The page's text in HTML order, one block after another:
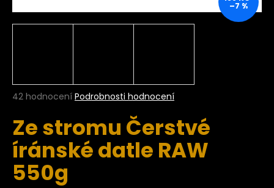
Průměrné
produktu
je
4,9
5
hvězdiček.
42 hodnocení Podrobnosti hodnocení
Ze stromu Čerstvé
íránské datle RAW
550g
–7 %
a
j
?
HLEDAT